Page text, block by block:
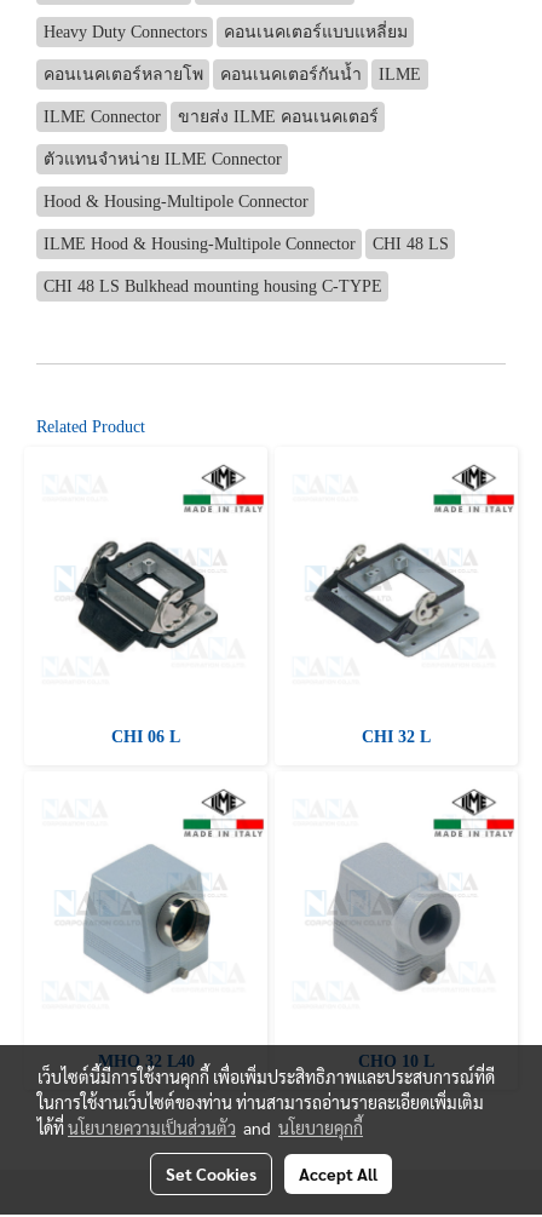
Heavy Duty Connectors คอนเนคเตอร์แบบแหลี่ยม
คอนเนคเตอร์หลายโพ คอนเนคเตอร์กันน้ำ ILME
ILME Connector ขายส่ง ILME คอนเนคเตอร์
ตัวแทนจำหน่าย ILME Connector
Hood & Housing-Multipole Connector
ILME Hood & Housing-Multipole Connector CHI 48 LS
CHI 48 LS Bulkhead mounting housing C-TYPE
Related Product
CHI 06 L CHI 32 L
MHO 32 L40 CHO 10 L
เว็บไซต์นี้มีการใช้งานคุกกี้ เพื่อเพิ่มประสิทธิภาพและประสบการณ์ที่ดี
ในการใช้งานเว็บไซต์ของท่าน ท่านสามารถอ่านรายละเอียดเพิ่มเติม
ได้ที่นโยบายความเป็นส่วนตัว and นโยบายคุกกี้
Set Cookies Accept All